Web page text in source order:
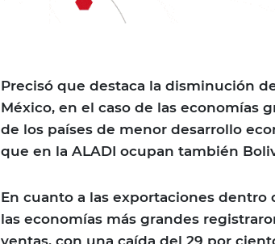
Precisó que destaca la disminución
México, en el caso de las economías
de los países de menor desarrollo
que en la ALADI ocupan también
En cuanto a las exportaciones dentro
las economías más grandes